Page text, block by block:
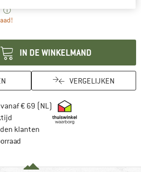
IN DE WINKELMAND
VERGELIJKEN
€ 69 (NL) Vind hier de
Vind de betalingsinformatie hier!
klanten